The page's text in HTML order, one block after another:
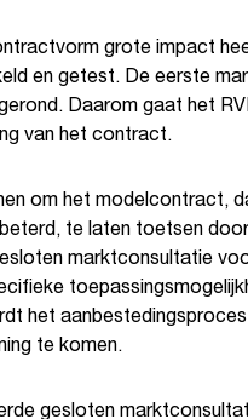
grote impact
en getest. De eerste
Daarom gaat het
van het contract.
om het modelcontract,
te laten toetsen
marktconsultatie
het
te komen.
gesloten